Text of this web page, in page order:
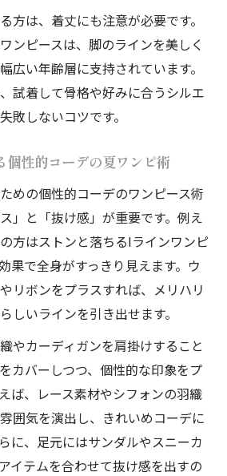
方は、着丈にも注意が必要です。
ンピースは、脚のラインを美しく
広い年齢層に支持されています。
試着して骨格や好みに合うシルエ
敗しないコツです。
個性的コーデの夏ワンピ術
めの個性的コーデのワンピース術
」と「抜け感」が重要です。例え
方はストンと落ちるIラインワンピ
果で全身がすっきり見えます。ウ
リボンをプラスすれば、メリハリ
しいラインを引き出せます。
やカーディガンを肩掛けすること
カバーしつつ、個性的な印象をプ
ば、レース素材やシフォンの羽織
囲気を演出し、きれいめコーデに
に、足元にはサンダルやスニーカ
イテムを合わせて抜け感を出すの